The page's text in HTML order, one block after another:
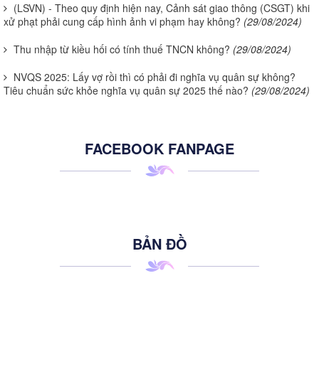
(LSVN) - Theo quy định hiện nay, Cảnh sát giao thông (CSGT) khi
xử phạt phải cung cấp hình ảnh vi phạm hay không? (29/08/2024)
Thu nhập từ kiều hối có tính thuế TNCN không? (29/08/2024)
NVQS 2025: Lấy vợ rồi thì có phải đi nghĩa vụ quân sự không?
Tiêu chuẩn sức khỏe nghĩa vụ quân sự 2025 thế nào? (29/08/2024)
FACEBOOK FANPAGE
BẢN ĐỒ